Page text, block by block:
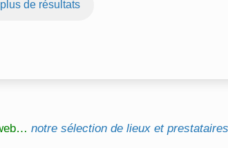
de résultats
notre sélection de lieux et